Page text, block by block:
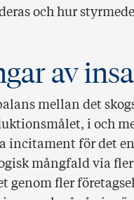
och hur
av
mellan det
i och
incitament för det
mångfald via
genom fler